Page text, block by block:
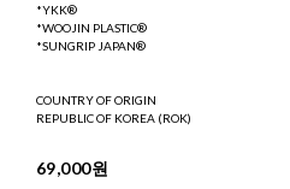
*YKK®
*WOOJIN PLASTIC®
*SUNGRIP JAPAN®
COUNTRY OF ORIGIN
REPUBLIC OF KOREA (ROK)
69,000원